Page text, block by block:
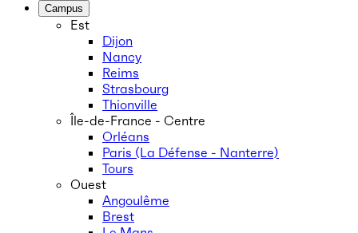
Campus
Est
Dijon
Nancy
Reims
Strasbourg
Thionville
Île-de-France - Centre
Orléans
Paris (La Défense - Nanterre)
Tours
Ouest
Angoulême
Brest